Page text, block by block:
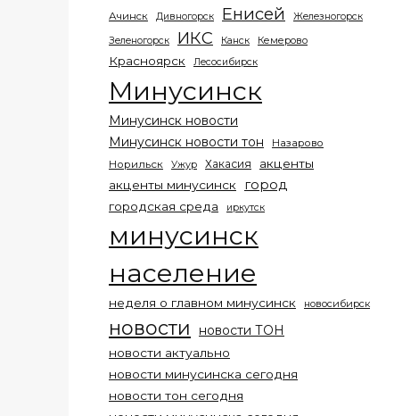
Ачинск Дивногорск Енисей Железногорск
Зеленогорск ИКС Канск Кемерово
Красноярск Лесосибирск
Минусинск
Минусинск новости
Минусинск новости тон
Назарово
Норильск
Ужур Хакасия
акценты
акценты минусинск
город
городская среда иркутск
минусинск
население
неделя о главном минусинск новосибирск
новости новости ТОН
новости актуально
новости минусинска сегодня
новости тон сегодня